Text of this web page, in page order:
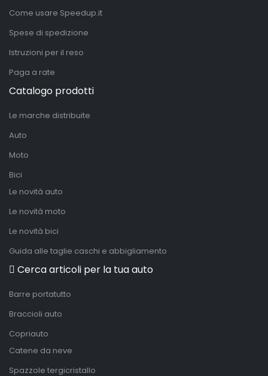
Come usare Speedup.it
Spese di spedizione
Istruzioni per il reso
Paga a rate
Catalogo prodotti
Le marche distribuite
Auto
Moto
Bici
Le novità auto
Le novità moto
Le novità bici
Guida alle taglie caschi e abbigliamento
Cerca articoli per la tua auto
Barre portatutto
Braccioli auto
Copriauto
Catene da neve
Spazzole tergicristallo